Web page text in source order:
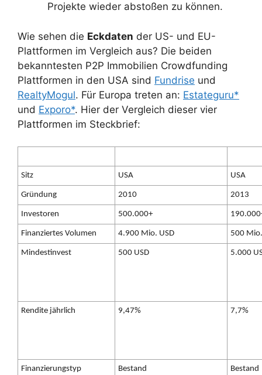
Projekte wieder abstoßen zu können.
Wie sehen die Eckdaten der US- und EU-
Plattformen im Vergleich aus? Die beiden
bekanntesten P2P Immobilien Crowdfunding
Plattformen in den USA sind Fundrise und
RealtyMogul. Für Europa treten an: Estateguru*
und Exporo*. Hier der Vergleich dieser vier
Plattformen im Steckbrief:
Sitz USA USA
Gründung 2010 2013
Investoren 500.000+
Finanziertes Volumen 4.900 Mio. USD 500
Mindestinvest 500 USD 5.000
Rendite jährlich 9,47% 7,7%
Finanzierungstyp Bestand Bestand